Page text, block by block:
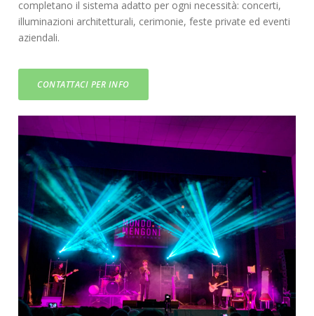
completano il sistema adatto per ogni necessità: concerti,
illuminazioni architetturali, cerimonie, feste private ed eventi
aziendali.
CONTATTACI PER INFO